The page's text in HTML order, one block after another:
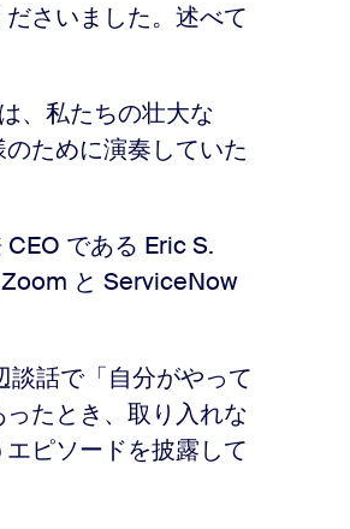
さいました。述べて
、私たちの壮大な
ために演奏していた
である Eric S.
と ServiceNow
談話で「自分がやって
たとき、取り入れな
ピソードを披露して